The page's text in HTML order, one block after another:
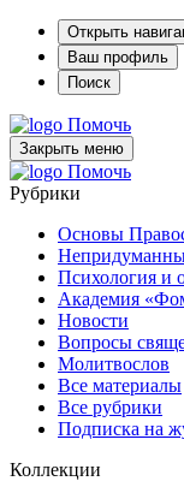
Открыть
Ваш профиль
Поиск
Помочь
Закрыть меню
Помочь
Рубрики
Основы
Психология и
Академия
Новости
Вопросы
Молитвослов
Все материалы
Все рубрики
Подписка на
Коллекции